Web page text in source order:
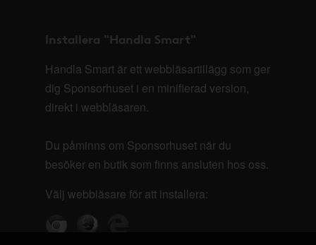
Installera "Handla Smart"
Handla Smart är ett webbläsartillägg som ger
dig Sponsorhuset i en minifierad version,
direkt i webbläsaren.
Du påminns om Sponsorhuset när du
besöker en butik som finns ansluten hos oss.
Välj webbläsare för att installera: